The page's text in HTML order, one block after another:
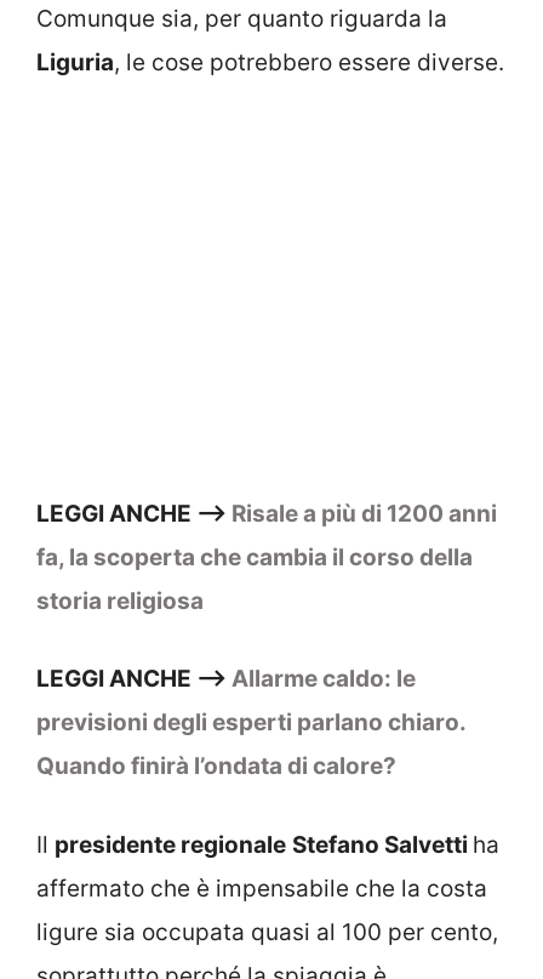
Comunque sia, per quanto riguarda la
Liguria, le cose potrebbero essere diverse.
LEGGI ANCHE –> Risale a più di 1200 anni
fa, la scoperta che cambia il corso della
storia religiosa
LEGGI ANCHE –> Allarme caldo: le
previsioni degli esperti parlano chiaro.
Quando finirà l’ondata di calore?
Il presidente regionale Stefano Salvetti ha
affermato che è impensabile che la costa
ligure sia occupata quasi al 100 per cento,